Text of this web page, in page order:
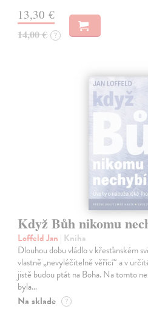
13,30 €
14,00 € ?
Když Bůh nikomu
Loffeld Jan | Kniha
Dlouhou dobu vládlo v křesťanském
vlastně „nevyléčitelně věřící“ a v
jistě budou ptát na Boha. Na tomto
byla…
Na sklade ?